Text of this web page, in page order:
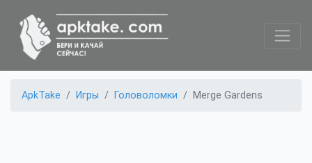
ApkTake Игры Головоломки Merge Gardens